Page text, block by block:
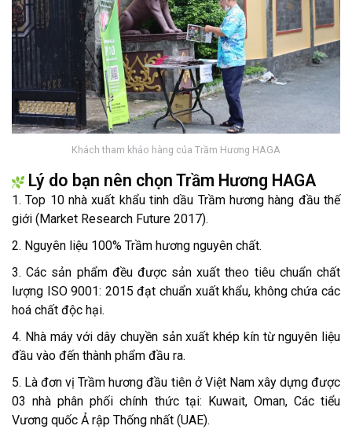
Khách tham khảo hàng của Trầm Hương HAGA
Lý do bạn nên chọn Trầm Hương HAGA
1. Top 10 nhà xuất khẩu tinh dầu Trầm hương hàng đầu thế
giới (Market Research Future 2017).
2. Nguyên liệu 100% Trầm hương nguyên chất.
3. Các sản phẩm đều được sản xuất theo tiêu chuẩn chất
lượng ISO 9001: 2015 đạt chuẩn xuất khẩu, không chứa các
hoá chất độc hại.
4. Nhà máy với dây chuyền sản xuất khép kín từ nguyên liệu
đầu vào đến thành phẩm đầu ra.
5. Là đơn vị Trầm hương đầu tiên ở Việt Nam xây dựng được
03 nhà phân phối chính thức tại: Kuwait, Oman, Các tiểu
Vương quốc Ả rập Thống nhất (UAE).